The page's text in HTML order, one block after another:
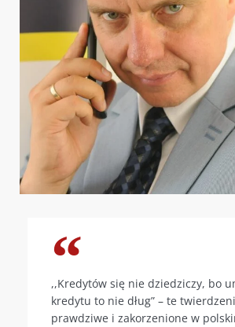
,,Kredytów się nie dziedziczy, bo
kredytu to nie dług” – te
prawdziwe i zakorzenione w